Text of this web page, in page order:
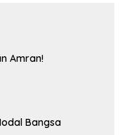
Amran!
Bangsa